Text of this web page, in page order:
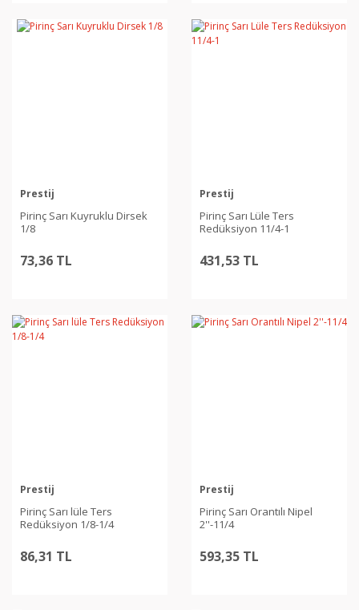
Prestij
Pirinç Sarı Kuyruklu Dirsek
1/8
73,36 TL
Prestij
Pirinç Sarı Lüle Ters
Redüksiyon 11/4-1
431,53 TL
Prestij
Pirinç Sarı lüle Ters
Redüksiyon 1/8-1/4
86,31 TL
Prestij
Pirinç Sarı Orantılı Nipel
2''-11/4
593,35 TL